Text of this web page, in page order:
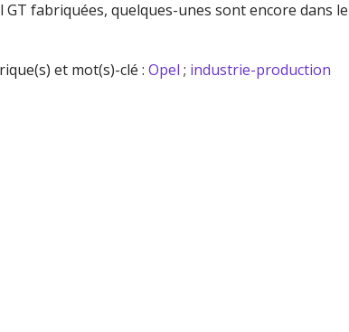
GT fabriquées, quelques-unes sont encore dans
et mot(s)-clé :Opel ; industrie-production